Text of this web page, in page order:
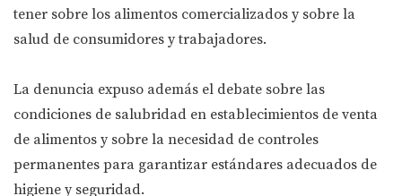
tener sobre los alimentos comercializados y sobre la
salud de consumidores y trabajadores.
La denuncia expuso además el debate sobre las
condiciones de salubridad en establecimientos de venta
de alimentos y sobre la necesidad de controles
permanentes para garantizar estándares adecuados de
higiene y seguridad.